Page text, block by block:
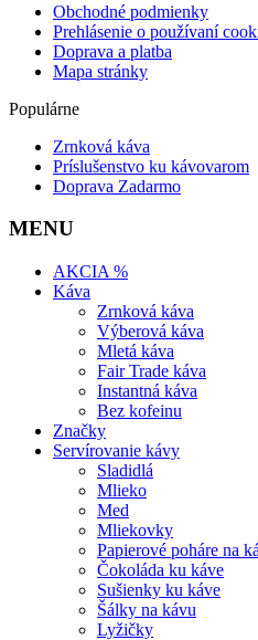
Obchodné podmienky
Prehlásenie o používaní
Doprava a platba
Mapa stránky
Populárne
Zrnková káva
Príslušenstvo ku kávovarom
Doprava Zadarmo
MENU
AKCIA %
Káva
Zrnková káva
Výberová káva
Mletá káva
Fair Trade káva
Instantná káva
Bez kofeinu
Značky
Servírovanie kávy
Sladidlá
Mlieko
Med
Mliekovky
Papierové poháre na
Čokoláda ku káve
Sušienky ku káve
Šálky na kávu
Lyžičky